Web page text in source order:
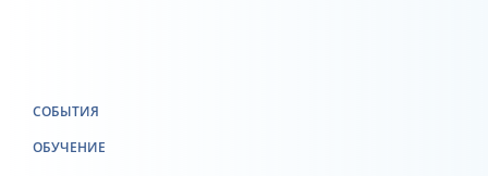
СОБЫТИЯ
ОБУЧЕНИЕ